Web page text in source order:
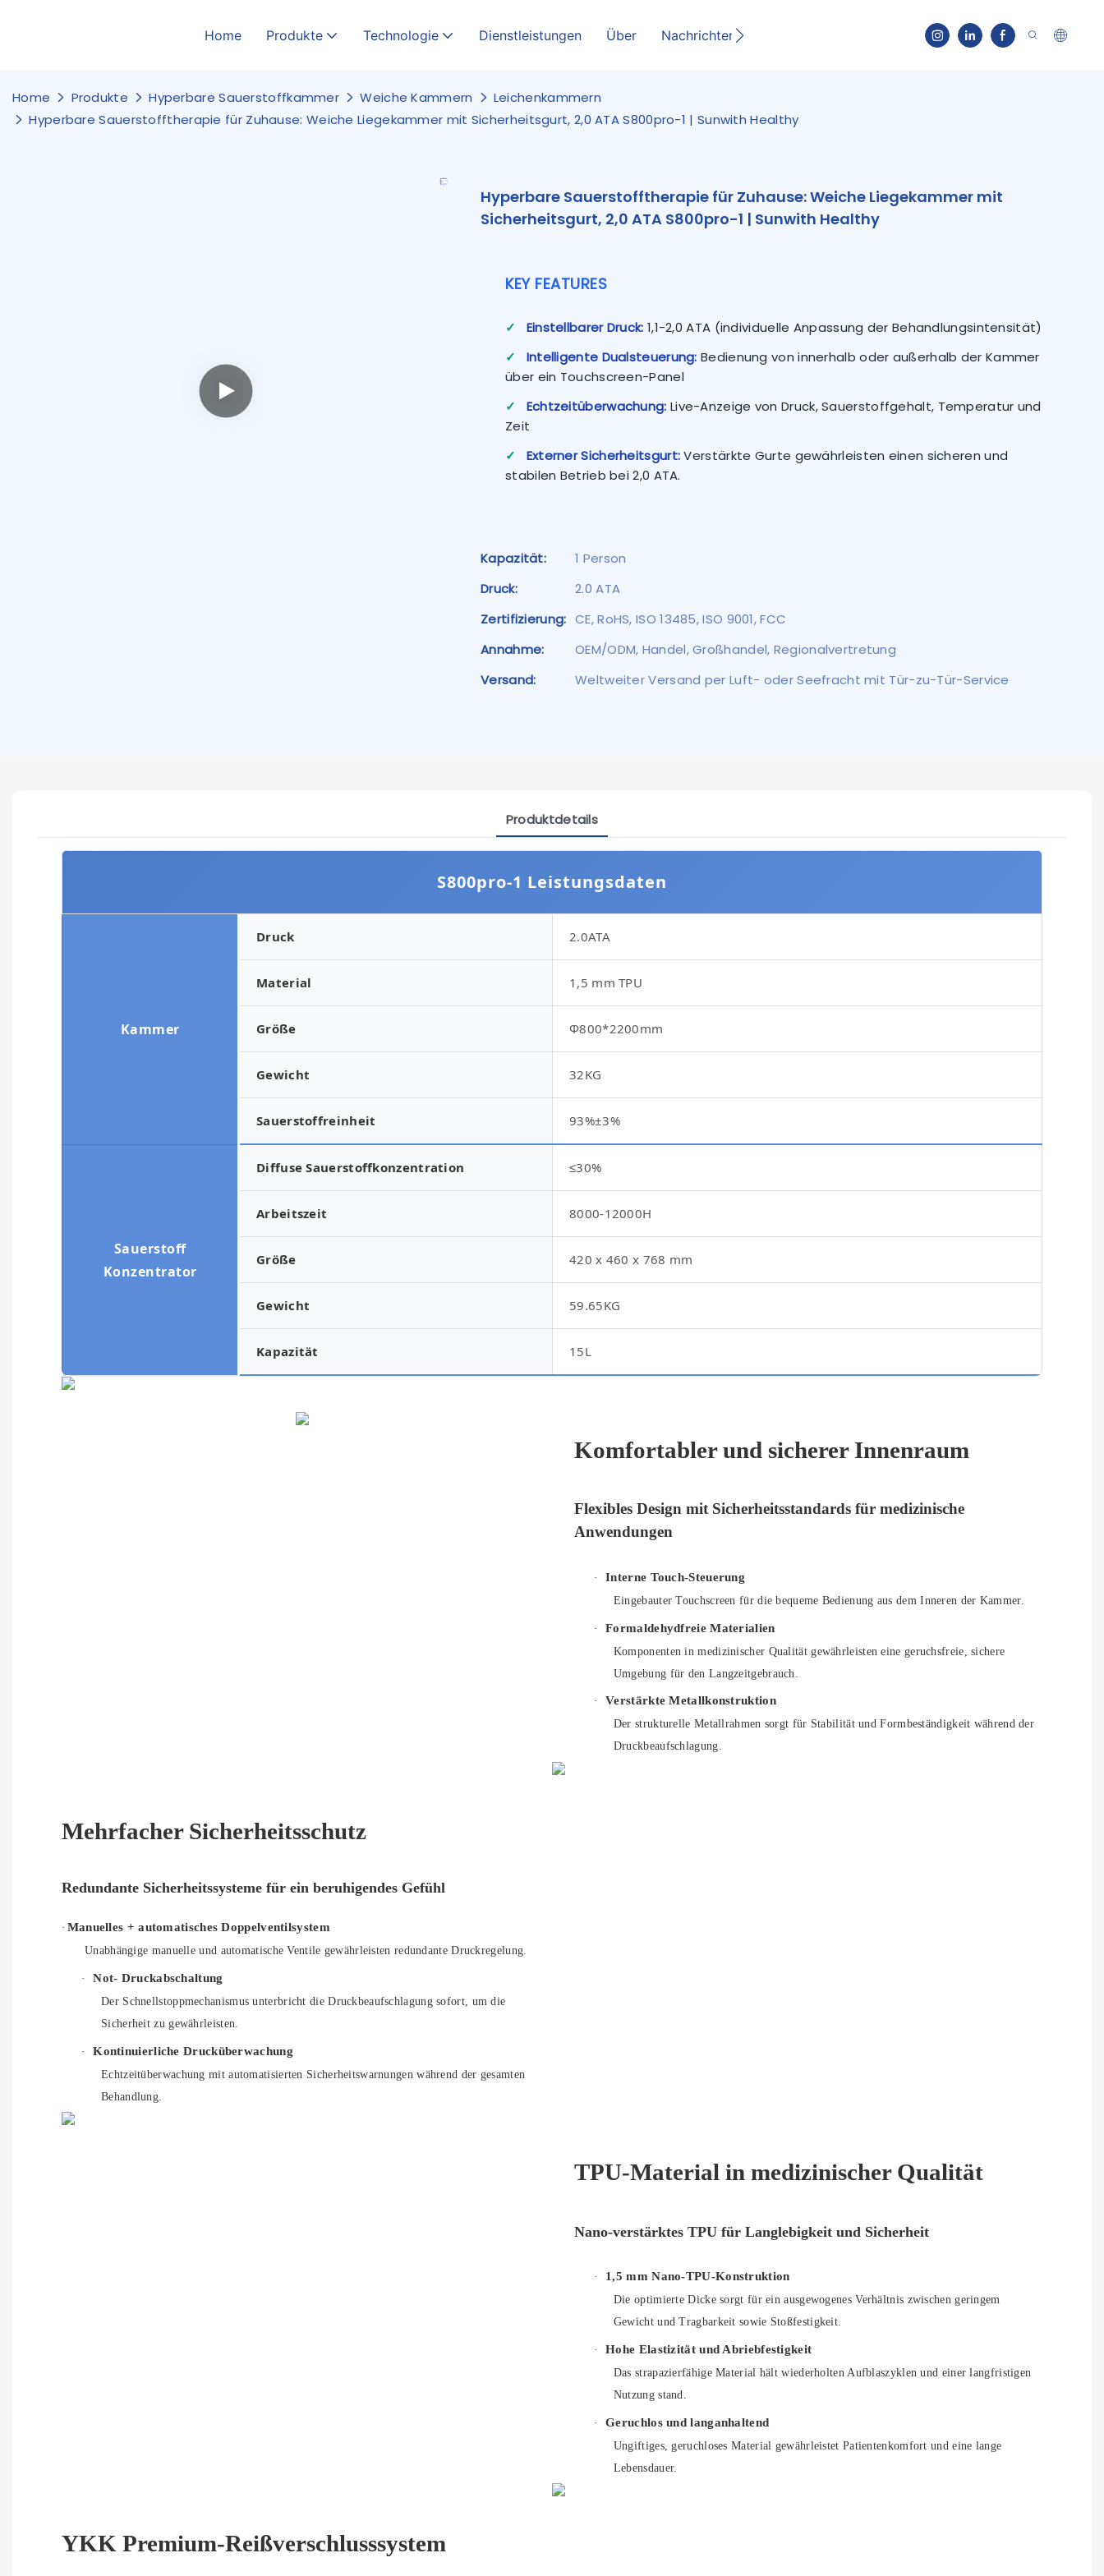
Home Produkte Technologie Dienstleistungen Über Nachrichten
Home Produkte Hyperbare Sauerstoffkammer Weiche Kammern
Leichenkammern
Hyperbare Sauerstofftherapie für Zuhause: Weiche Liegekammer mit Sicherheitsgurt, 2,0 ATA S800pro-1 | Sunwith Healthy
Hyperbare Sauerstofftherapie für Zuhause: Weiche Liegekammer mit
Sicherheitsgurt, 2,0 ATA S800pro-1 | Sunwith Healthy
KEY FEATURES
✓ Einstellbarer Druck: 1,1-2,0 ATA (individuelle Anpassung der Behandlungsintensität)
✓
Intelligente Dualsteuerung: Bedienung von innerhalb oder außerhalb der Kammer
über ein Touchscreen-Panel
✓
Echtzeitüberwachung: Live-Anzeige von Druck, Sauerstoffgehalt, Temperatur und
Zeit
✓
Externer Sicherheitsgurt:Verstärkte Gurte gewährleisten einen sicheren und
stabilen Betrieb bei 2,0 ATA.
Kapazität:
1 Person
Druck:
2.0 ATA
Zertifizierung: CE, RoHS, ISO 13485, ISO 9001, FCC
Annahme:
OEM/ODM, Handel, Großhandel, Regionalvertretung
Versand:
Weltweiter Versand per Luft- oder Seefracht mit Tür-zu-Tür-Service
Produktdetails
S800pro-1 Leistungsdaten
Kammer
Druck 2.0ATA
Material 1,5 mm TPU
Größe Φ800*2200mm
Gewicht 32KG
Sauerstoffreinheit 93%±3%
Sauerstoff
Konzentrator
Diffuse Sauerstoffkonzentration ≤30%
Arbeitszeit 8000-12000H
Größe 420 x 460 x 768 mm
Gewicht 59.65KG
Kapazität 15L
Komfortabler und sicherer Innenraum
Flexibles Design mit Sicherheitsstandards für medizinische
Anwendungen
· Interne Touch-Steuerung
Eingebauter Touchscreen für die bequeme Bedienung aus dem Inneren der Kammer.
· Formaldehydfreie Materialien
Komponenten in medizinischer Qualität gewährleisten eine geruchsfreie, sichere
Umgebung für den Langzeitgebrauch.
· Verstärkte Metallkonstruktion
Der strukturelle Metallrahmen sorgt für Stabilität und Formbeständigkeit während der
Druckbeaufschlagung.
Mehrfacher Sicherheitsschutz
Redundante Sicherheitssysteme für ein beruhigendes Gefühl
· Manuelles + automatisches Doppelventilsystem
Unabhängige manuelle und automatische Ventile gewährleisten redundante Druckregelung.
· Not- Druckabschaltung
Der Schnellstoppmechanismus unterbricht die Druckbeaufschlagung sofort, um die
Sicherheit zu gewährleisten.
· Kontinuierliche Drucküberwachung
Echtzeitüberwachung mit automatisierten Sicherheitswarnungen während der gesamten
Behandlung.
TPU-Material in medizinischer Qualität
Nano-verstärktes TPU für Langlebigkeit und Sicherheit
· 1,5 mm Nano-TPU-Konstruktion
Die optimierte Dicke sorgt für ein ausgewogenes Verhältnis zwischen geringem
Gewicht und Tragbarkeit sowie Stoßfestigkeit.
· Hohe Elastizität und Abriebfestigkeit
Das strapazierfähige Material hält wiederholten Aufblaszyklen und einer langfristigen
Nutzung stand.
· Geruchlos und langanhaltend
Ungiftiges, geruchloses Material gewährleistet Patientenkomfort und eine lange
Lebensdauer.
YKK Premium-Reißverschlusssystem